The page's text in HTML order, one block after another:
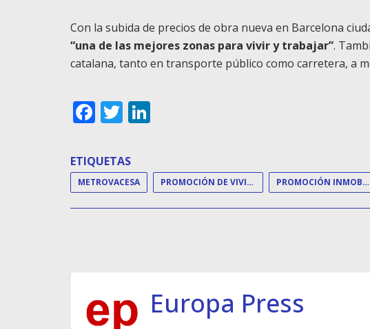
Con la subida de precios de obra nueva en Barcelona
“una de las mejores zonas para vivir y trabajar”.
catalana, tanto en transporte público como carretera, a
Facebook
Twitter
ETIQUETAS
METROVACESA PROMOCIÓN DE VIVIENDAS PROMOCIÓN INMOBILIARIA
Europa Press